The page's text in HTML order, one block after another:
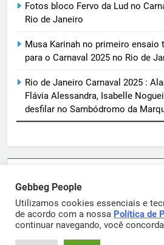
Fotos bloco Fervo da Lud no
Rio de Janeiro
Musa Karinah no primeiro ensaio
para o Carnaval 2025 no Rio de
Rio de Janeiro Carnaval 2025 :
Flávia Alessandra, Isabelle
desfilar no Sambódromo da
sortimentos@yahoo.com.br
Gebbeg Powered By
Gebbeg People
Utilizamos cookies essenciais e
de acordo com a nossa Política de
continuar navegando, você